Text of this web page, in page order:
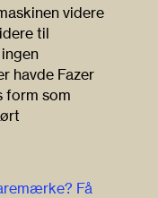
videre
til
havde Fazer
form som
Få